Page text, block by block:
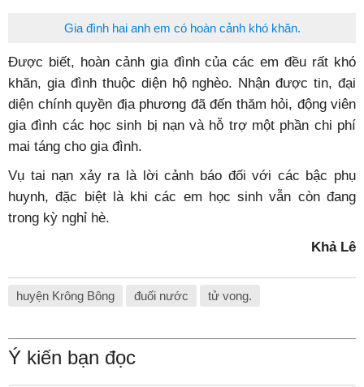
Gia đình hai anh em có hoàn cảnh khó khăn.
Được biết, hoàn cảnh gia đình của các em đều rất khó
khăn, gia đình thuộc diện hộ nghèo. Nhận được tin, đại
diện chính quyền địa phương đã đến thăm hỏi, động viên
gia đình các học sinh bị nạn và hỗ trợ một phần chi phí
mai táng cho gia đình.
Vụ tai nạn xảy ra là lời cảnh báo đối với các bậc phụ
huynh, đặc biệt là khi các em học sinh vẫn còn đang
trong kỳ nghỉ hè.
Khả Lê
huyện Krông Bông đuối nước tử vong.
Ý kiến bạn đọc